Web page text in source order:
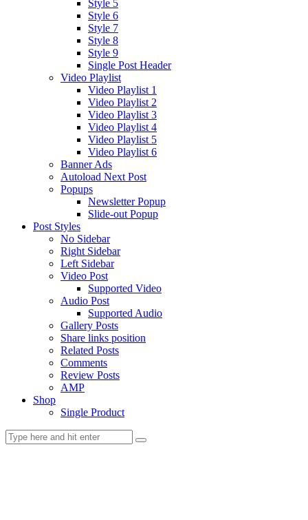
Style 5
Style 6
Style 7
Style 8
Style 9
Single Post Header
Video Playlist
Video Playlist 1
Video Playlist 2
Video Playlist 3
Video Playlist 4
Video Playlist 5
Video Playlist 6
Banner Ads
Autoload Next Post
Popups
Newsletter Popup
Slide-out Popup
Post Styles
No Sidebar
Right Sidebar
Left Sidebar
Video Post
Supported Video
Audio Post
Supported Audio
Gallery Posts
Share links position
Related Posts
Comments
Review Posts
AMP
Shop
Single Product